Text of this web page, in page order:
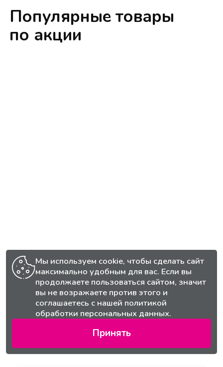
Популярные товары
по акции
Мы используем cookie, чтобы сделать сайт
максимально удобным для вас. Если вы
продолжаете пользоваться сайтом, значит
вы не возражаете против этого и
соглашаетесь с нашей политикой
обработки персональных данных.
Принять